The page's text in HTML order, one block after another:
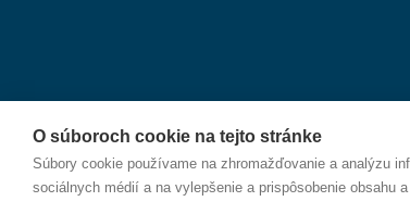
O súboroch cookie na tejto stránke
Súbory cookie používame na zhromažďovanie a analýzu
sociálnych médií a na vylepšenie a prispôsobenie obsahu
© 2026 SAUNIKA spol. s r.o. Zlatovská